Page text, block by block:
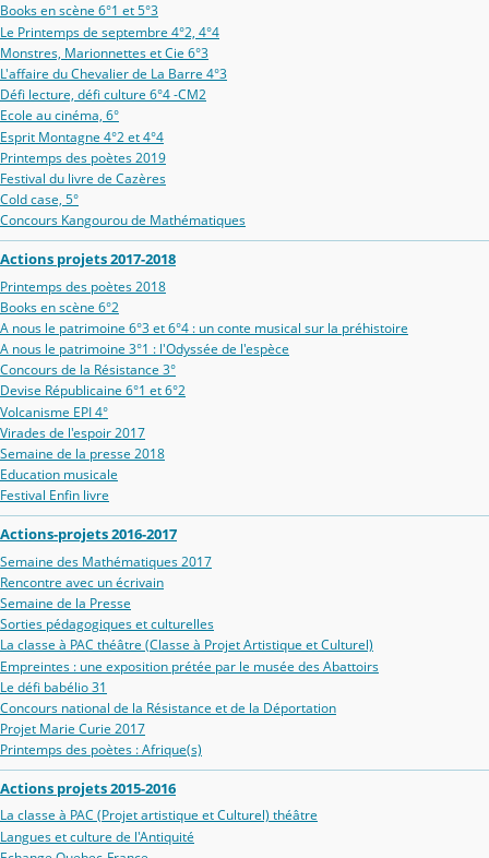
Books en scène 6°1 et 5°3
Le Printemps de septembre 4°2, 4°4
Monstres, Marionnettes et Cie 6°3
L'affaire du Chevalier de La Barre 4°3
Défi lecture, défi culture 6°4 -CM2
Ecole au cinéma, 6°
Esprit Montagne 4°2 et 4°4
Printemps des poètes 2019
Festival du livre de Cazères
Cold case, 5°
Concours Kangourou de Mathématiques
Actions projets 2017-2018
Printemps des poètes 2018
Books en scène 6°2
A nous le patrimoine 6°3 et 6°4 : un conte musical sur la préhistoire
A nous le patrimoine 3°1 : l'Odyssée de l'espèce
Concours de la Résistance 3°
Devise Républicaine 6°1 et 6°2
Volcanisme EPI 4°
Virades de l'espoir 2017
Semaine de la presse 2018
Education musicale
Festival Enfin livre
Actions-projets 2016-2017
Semaine des Mathématiques 2017
Rencontre avec un écrivain
Semaine de la Presse
Sorties pédagogiques et culturelles
La classe à PAC théâtre (Classe à Projet Artistique et Culturel)
Empreintes : une exposition prétée par le musée des Abattoirs
Le défi babélio 31
Concours national de la Résistance et de la Déportation
Projet Marie Curie 2017
Printemps des poètes : Afrique(s)
Actions projets 2015-2016
La classe à PAC (Projet artistique et Culturel) théâtre
Langues et culture de l'Antiquité